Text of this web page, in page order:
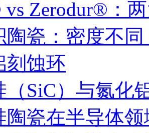
Zerodur®：
陶瓷：密度不
刻蚀环
（SiC）与氮化
陶瓷在半导体